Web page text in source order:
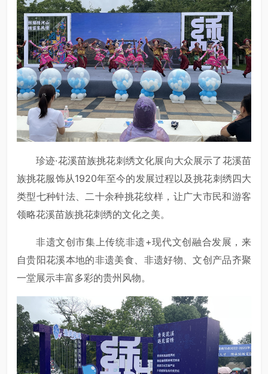
珍迹·花溪苗族挑花刺绣文化展向大众展示了花溪苗
族挑花服饰从1920年至今的发展过程以及挑花刺绣四大
类型七种针法、二十余种挑花纹样，让广大市民和游客
领略花溪苗族挑花刺绣的文化之美。
非遗文创市集上传统非遗+现代文创融合发展，来
自贵阳花溪本地的非遗美食、非遗好物、文创产品齐聚
一堂展示丰富多彩的贵州风物。